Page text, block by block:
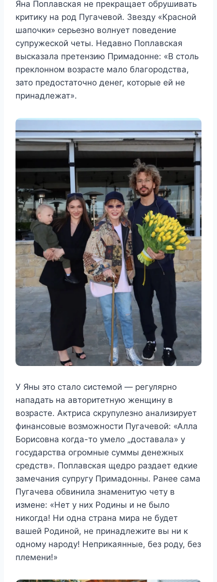
Яна Поплавская не прекращает обрушивать
критику на род Пугачевой. Звезду «Красной
шапочки» серьезно волнует поведение
супружеской четы. Недавно Поплавская
высказала претензию Примадонне: «В столь
преклонном возрасте мало благородства,
зато предостаточно денег, которые ей не
принадлежат».
У Яны это стало системой — регулярно
нападать на авторитетную женщину в
возрасте. Актриса скрупулезно анализирует
финансовые возможности Пугачевой: «Алла
Борисовна когда-то умело „доставала» у
государства огромные суммы денежных
средств». Поплавская щедро раздает едкие
замечания супругу Примадонны. Ранее сама
Пугачева обвинила знаменитую чету в
измене: «Нет у них Родины и не было
никогда! Ни одна страна мира не будет
вашей Родиной, не принадлежите вы ни к
одному народу! Неприкаянные, без роду, без
племени!»